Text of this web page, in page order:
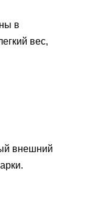
в
вес,
внешний